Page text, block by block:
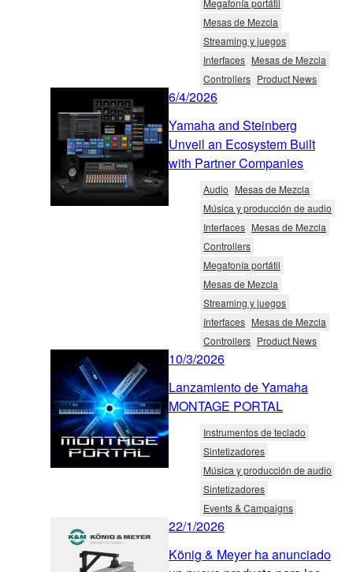
Megafonía portátil
Mesas de Mezcla
Streaming y juegos
Interfaces Mesas de Mezcla
Controllers Product News
6/4/2026
Yamaha and Steinberg
Unveil an Ecosystem Built
with Partner Companies
Audio Mesas de Mezcla
Música y producción de audio
Interfaces Mesas de Mezcla
Controllers
Megafonía portátil
Mesas de Mezcla
Streaming y juegos
Interfaces Mesas de Mezcla
Controllers Product News
10/3/2026
Lanzamiento de Yamaha
MONTAGE PORTAL
Instrumentos de teclado
Sintetizadores
Música y producción de audio
Sintetizadores
Events & Campaigns
22/1/2026
König & Meyer ha anunciado